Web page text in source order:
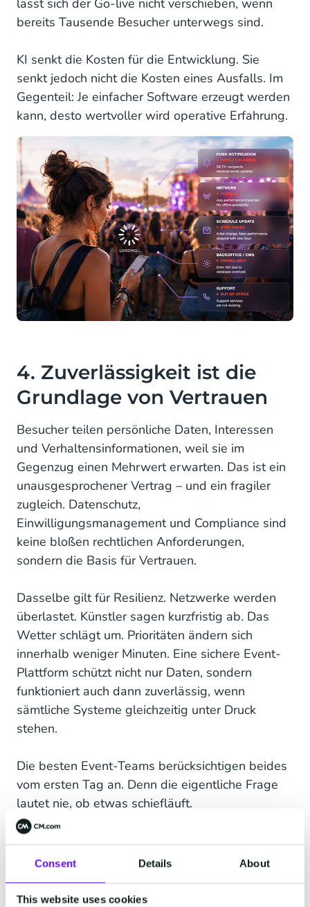
Consent Details About
This website uses cookies
lässt sich der Go-live nicht verschieben, wenn
bereits Tausende Besucher unterwegs sind.
KI senkt die Kosten für die Entwicklung. Sie
senkt jedoch nicht die Kosten eines Ausfalls. Im
Gegenteil: Je einfacher Software erzeugt werden
kann, desto wertvoller wird operative Erfahrung.
4. Zuverlässigkeit ist die
Grundlage von Vertrauen
Besucher teilen persönliche Daten, Interessen
und Verhaltensinformationen, weil sie im
Gegenzug einen Mehrwert erwarten. Das ist ein
unausgesprochener Vertrag – und ein fragiler
zugleich. Datenschutz,
Einwilligungsmanagement und Compliance sind
keine bloßen rechtlichen Anforderungen,
sondern die Basis für Vertrauen.
Dasselbe gilt für Resilienz. Netzwerke werden
überlastet. Künstler sagen kurzfristig ab. Das
Wetter schlägt um. Prioritäten ändern sich
innerhalb weniger Minuten. Eine sichere Event-
Plattform schützt nicht nur Daten, sondern
funktioniert auch dann zuverlässig, wenn
sämtliche Systeme gleichzeitig unter Druck
stehen.
Die besten Event-Teams berücksichtigen beides
vom ersten Tag an. Denn die eigentliche Frage
lautet nie, ob etwas schiefläuft.
Sondern wann – und ob Ihre Plattform darauf
vorbereitet ist.